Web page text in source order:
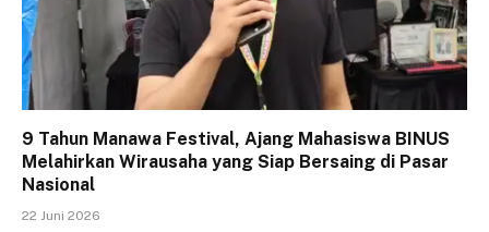
9 Tahun Manawa Festival, Ajang Mahasiswa BINUS
Melahirkan Wirausaha yang Siap Bersaing di Pasar
Nasional
22 Juni 2026